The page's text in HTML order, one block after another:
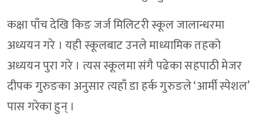
कक्षा पाँच देखि किङ जर्ज मिलिटरी स्कूल जालान्धरमा
अध्ययन गरे । यही स्कूलबाट उनले माध्यामिक तहको
अध्ययन पुरा गरे । त्यस स्कूलमा संगै पढेका सहपाठी मेजर
दीपक गुरुङका अनुसार त्यहाँ डा हर्क गुरुङले ‘आर्मी स्पेशल’
पास गरेका हुन् ।